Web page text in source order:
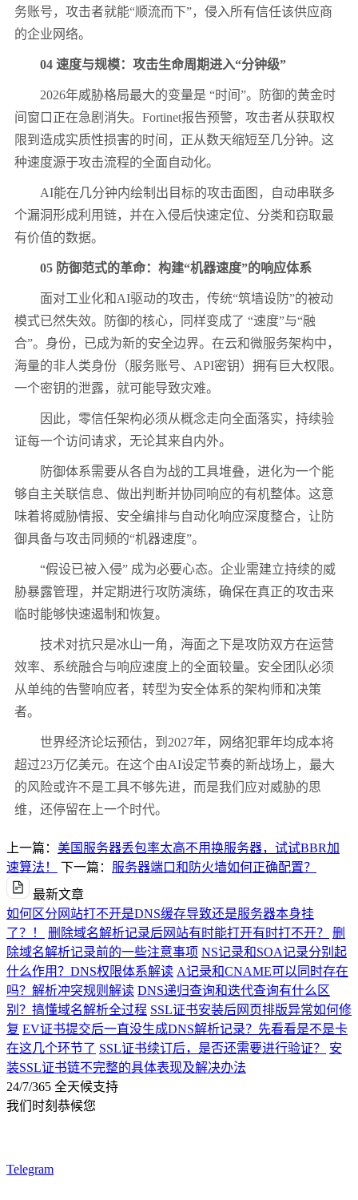
务账号，攻击者就能“顺流而下”，侵入所有信任该供应商
的企业网络。
04 速度与规模：攻击生命周期进入“分钟级”
2026年威胁格局最大的变量是 “时间”。防御的黄金时
间窗口正在急剧消失。 Fortinet报告预警，攻击者从获取权
限到造成实质性损害的时间，正从数天缩短至几分钟。这
种速度源于攻击流程的全面自动化。
AI能在几分钟内绘制出目标的攻击面图，自动串联多
个漏洞形成利用链，并在入侵后快速定位、分类和窃取最
有价值的数据。
05 防御范式的革命：构建“机器速度”的响应体系
面对工业化和AI驱动的攻击，传统“筑墙设防”的被动
模式已然失效。防御的核心，同样变成了 “速度”与“融
合”。身份，已成为新的安全边界。在云和微服务架构中，
海量的非人类身份（服务账号、 API密钥）拥有巨大权限。
一个密钥的泄露，就可能导致灾难。
因此，零信任架构必须从概念走向全面落实，持续验
证每一个访问请求，无论其来自内外。
防御体系需要从各自为战的工具堆叠，进化为一个能
够自主关联信息、做出判断并协同响应的有机整体。这意
味着将威胁情报、安全编排与自动化响应深度整合，让防
御具备与攻击同频的“机器速度”。
“假设已被入侵” 成为必要心态。企业需建立持续的威
胁暴露管理，并定期进行攻防演练，确保在真正的攻击来
临时能够快速遏制和恢复。
技术对抗只是冰山一角，海面之下是攻防双方在运营
效率、系统融合与响应速度上的全面较量。安全团队必须
从单纯的告警响应者，转型为安全体系的架构师和决策
者。
世界经济论坛预估，到 2027年，网络犯罪年均成本将
超过23万亿美元。在这个由AI设定节奏的新战场上，最大
的风险或许不是工具不够先进，而是我们应对威胁的思
维，还停留在上一个时代。
上一篇： 美国服务器丢包率太高不用换服务器，试试BBR加
速算法！
下一篇： 服务器端口和防火墙如何正确配置？
最新文章
如何区分网站打不开是DNS缓存导致还是服务器本身挂
了？！
删除域名解析记录后网站有时能打开有时打不开？
删
除域名解析记录前的一些注意事项 NS记录和SOA记录分别起
什么作用？DNS权限体系解读 A记录和CNAME可以同时存在
吗？解析冲突规则解读 DNS递归查询和迭代查询有什么区
别？搞懂域名解析全过程 SSL证书安装后网页排版异常如何修
复 EV证书提交后一直没生成DNS解析记录？先看看是不是卡
在这几个环节了 SSL证书续订后，是否还需要进行验证？
安
装SSL证书链不完整的具体表现及解决办法
24/7/365 全天候支持
我们时刻恭候您
Telegram